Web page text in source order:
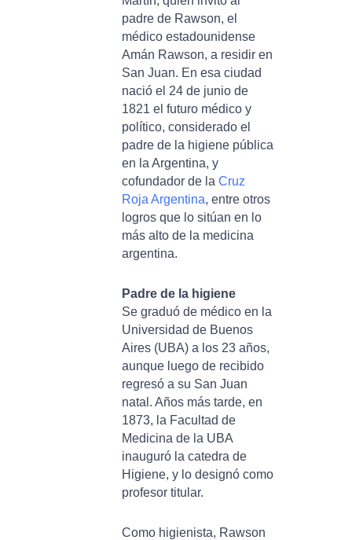
padre de Rawson, el
médico estadounidense
Amán Rawson, a residir en
San Juan. En esa ciudad
nació el 24 de junio de
1821 el futuro médico y
político, considerado el
padre de la higiene pública
en la Argentina, y
cofundador de la Cruz
Roja Argentina, entre otros
logros que lo sitúan en lo
más alto de la medicina
argentina.
Padre de la higiene
Se graduó de médico en la
Universidad de Buenos
Aires (UBA) a los 23 años,
aunque luego de recibido
regresó a su San Juan
natal. Años más tarde, en
1873, la Facultad de
Medicina de la UBA
inauguró la catedra de
Higiene, y lo designó como
profesor titular.
Como higienista, Rawson